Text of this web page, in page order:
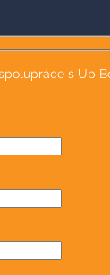
s Up